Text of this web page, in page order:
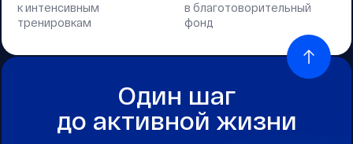
к интенсивным
тренировкам
в благотоворительный
фонд
Один шаг
до активной жизни